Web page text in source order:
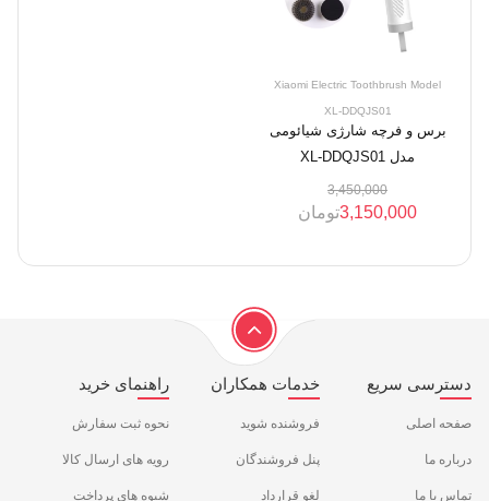
Xiaomi Electric Toothbrush Model
XL-DDQJS01
برس و فرچه شارژی شیائومی
مدل XL-DDQJS01
3,450,000
3,150,000تومان
دسترسی سریع
صفحه اصلی
درباره ما
تماس با ما
خدمات همکاران
فروشنده شوید
پنل فروشندگان
لغو قرارداد
راهنمای خرید
نحوه ثبت سفارش
رویه های ارسال کالا
شیوه های پرداخت